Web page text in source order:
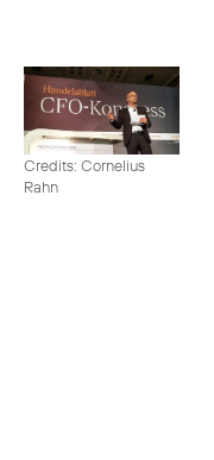
Credits: Cornelius
Rahn